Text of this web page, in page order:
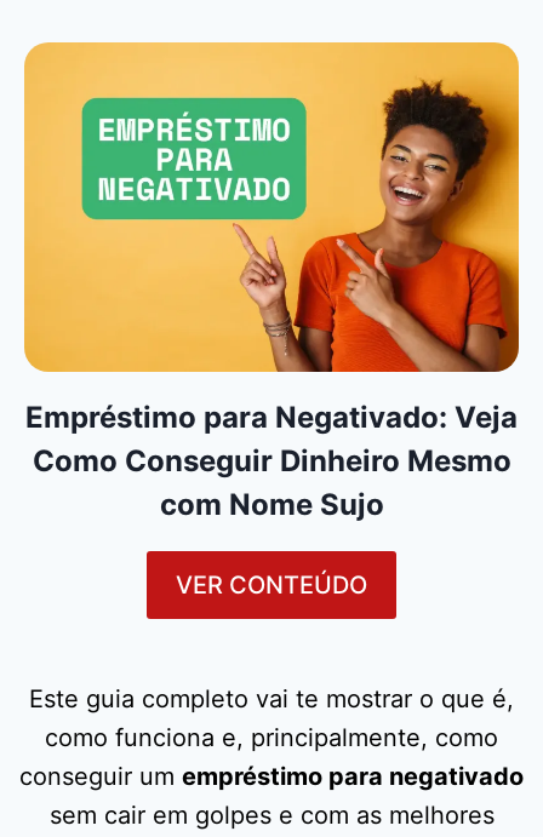
Empréstimo para Negativado: Veja
Como Conseguir Dinheiro Mesmo
com Nome Sujo
VER CONTEÚDO
Este guia completo vai te mostrar o que é,
como funciona e, principalmente, como
conseguir um empréstimo para negativado
sem cair em golpes e com as melhores